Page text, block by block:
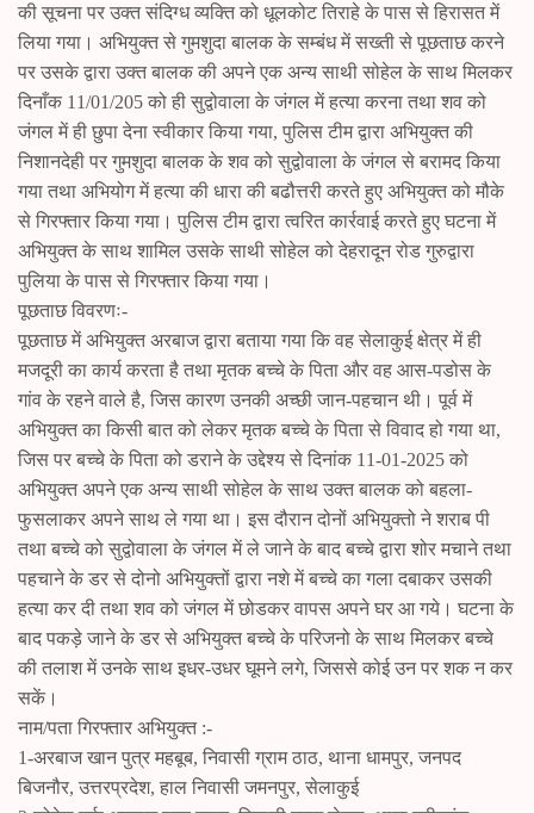
की सूचना पर उक्त संदिग्ध व्यक्ति को धूलकोट तिराहे के पास से हिरासत में
लिया गया। अभियुक्त से गुमशुदा बालक के सम्बंध में सख्ती से पूछताछ करने
पर उसके द्वारा उक्त बालक की अपने एक अन्य साथी सोहेल के साथ मिलकर
दिनाँक 11/01/205 को ही सुद्वोवाला के जंगल में हत्या करना तथा शव को
जंगल में ही छुपा देना स्वीकार किया गया, पुलिस टीम द्वारा अभियुक्त की
निशानदेही पर गुमशुदा बालक के शव को सुद्वोवाला के जंगल से बरामद किया
गया तथा अभियोग में हत्या की धारा की बढौत्तरी करते हुए अभियुक्त को मौके
से गिरफ्तार किया गया। पुलिस टीम द्वारा त्वरित कार्रवाई करते हुए घटना में
अभियुक्त के साथ शामिल उसके साथी सोहेल को देहरादून रोड गुरुद्वारा
पुलिया के पास से गिरफ्तार किया गया।
पूछताछ विवरणः-
पूछताछ में अभियुक्त अरबाज द्वारा बताया गया कि वह सेलाकुई क्षेत्र में ही
मजदूरी का कार्य करता है तथा मृतक बच्चे के पिता और वह आस-पडोस के
गांव के रहने वाले है, जिस कारण उनकी अच्छी जान-पहचान थी। पूर्व में
अभियुक्त का किसी बात को लेकर मृतक बच्चे के पिता से विवाद हो गया था,
जिस पर बच्चे के पिता को डराने के उद्देश्य से दिनांक 11-01-2025 को
अभियुक्त अपने एक अन्य साथी सोहेल के साथ उक्त बालक को बहला-
फुसलाकर अपने साथ ले गया था। इस दौरान दोनों अभियुक्तो ने शराब पी
तथा बच्चे को सुद्वोवाला के जंगल में ले जाने के बाद बच्चे द्वारा शोर मचाने तथा
पहचाने के डर से दोनो अभियुक्तों द्वारा नशे में बच्चे का गला दबाकर उसकी
हत्या कर दी तथा शव को जंगल में छोडकर वापस अपने घर आ गये। घटना के
बाद पकड़े जाने के डर से अभियुक्त बच्चे के परिजनो के साथ मिलकर बच्चे
की तलाश में उनके साथ इधर-उधर घूमने लगे, जिससे कोई उन पर शक न कर
सकें।
नाम/पता गिरफ्तार अभियुक्त :-
1-अरबाज खान पुत्र महबूब, निवासी ग्राम ठाठ, थाना धामपुर, जनपद
बिजनौर, उत्तरप्रदेश, हाल निवासी जमनपुर, सेलाकुई